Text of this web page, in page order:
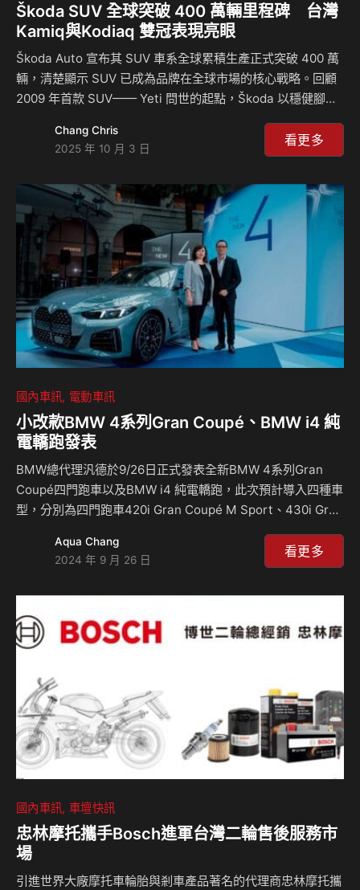
Škoda SUV 全球突破 400 萬輛里程碑 台灣
Kamiq與Kodiaq 雙冠表現亮眼
Škoda Auto 宣布其 SUV 車系全球累積生產正式突破 400 萬
輛，清楚顯示 SUV 已成為品牌在全球市場的核心戰略。回顧
2009 年首款 SUV—— Yeti 問世的起點，Škoda 以穩健腳步
電 Elroq、Enyaq 在內的完整 SUV 家族，從都會跨界、家庭
七人座到新能源等多元選擇，為不同生活型態提供更貼近需求
速向上，亦帶動 Škoda 在全球銷售結構的轉變。2025 年上半
年，SUV 佔品牌總交車量已超過一半，來到 55% 的比重。
Ko…
Chang Chris
2025 年 10 月 3 日
看更多
國內車訊 電動車訊
小改款BMW 4系列Gran Coupé、BMW i4 純
電轎跑發表
BMW總代理汎德於9/26日正式發表全新BMW 4系列Gran
Coupé四門跑車以及BMW i4 純電轎跑，此次預計導入四種車
型，分別為四門跑車420i Gran Coupé M Sport、430i Gran
售價新台幣263萬元起。 耀眼美型再突破 全新BMW 4系列承
襲家族獨特的DNA，優美且具侵略性的跑車線條結合完美車身
視覺焦點，俐落刻劃的引擎蓋線條，搭配更富張力的3D雙腎
型水箱護罩，一路延…
Aqua Chang
2024 年 9 月 26 日
看更多
國內車訊 車壇快訊
忠林摩托攜手Bosch進軍台灣二輪售後服務市
場
引進世界大廠摩托車輪胎與剎車產品著名的代理商忠林摩托攜